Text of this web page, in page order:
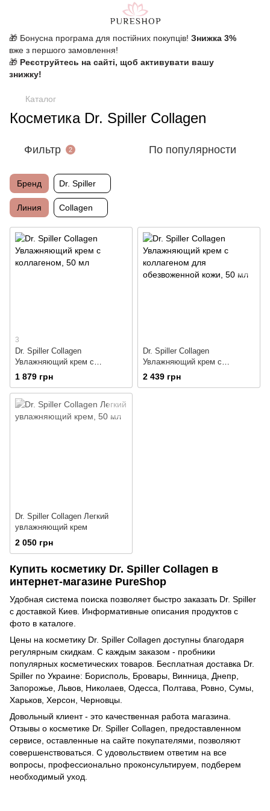
🎁 Бонусна програма для постійних покупців! Знижка 3%
вже з першого замовлення!
🎁 Реєструйтесь на сайті, щоб активувати вашу
знижку!
Каталог
Косметика Dr. Spiller Collagen
Фильтр 2 По популярности
Бренд Dr. Spiller
Линия Collagen
3
Dr. Spiller Collagen
Увлажняющий крем с
коллагеном
1 879 грн
Dr. Spiller Collagen
Увлажняющий крем с
коллагеном для
обезвоженной кожи
2 439 грн
Dr. Spiller Collagen Легкий
увлажняющий крем
2 050 грн
Купить косметику Dr. Spiller Collagen в
интернет-магазине PureShop
Удобная система поиска позволяет быстро заказать Dr. Spiller
с доставкой Киев. Информативные описания продуктов с
фото в каталоге.
Цены на косметику Dr. Spiller Collagen доступны благодаря
регулярным скидкам. С каждым заказом - пробники
популярных косметических товаров. Бесплатная доставка Dr.
Spiller по Украине: Борисполь, Бровары, Винница, Днепр,
Запорожье, Львов, Николаев, Одесса, Полтава, Ровно, Сумы,
Харьков, Херсон, Черновцы.
Довольный клиент - это качественная работа магазина.
Отзывы о косметике Dr. Spiller Collagen, предоставленном
сервисе, оставленные на сайте покупателями, позволяют
совершенствоваться. C удовольствием ответим на все
вопросы, профессионально проконсультируем, подберем
необходимый уход.